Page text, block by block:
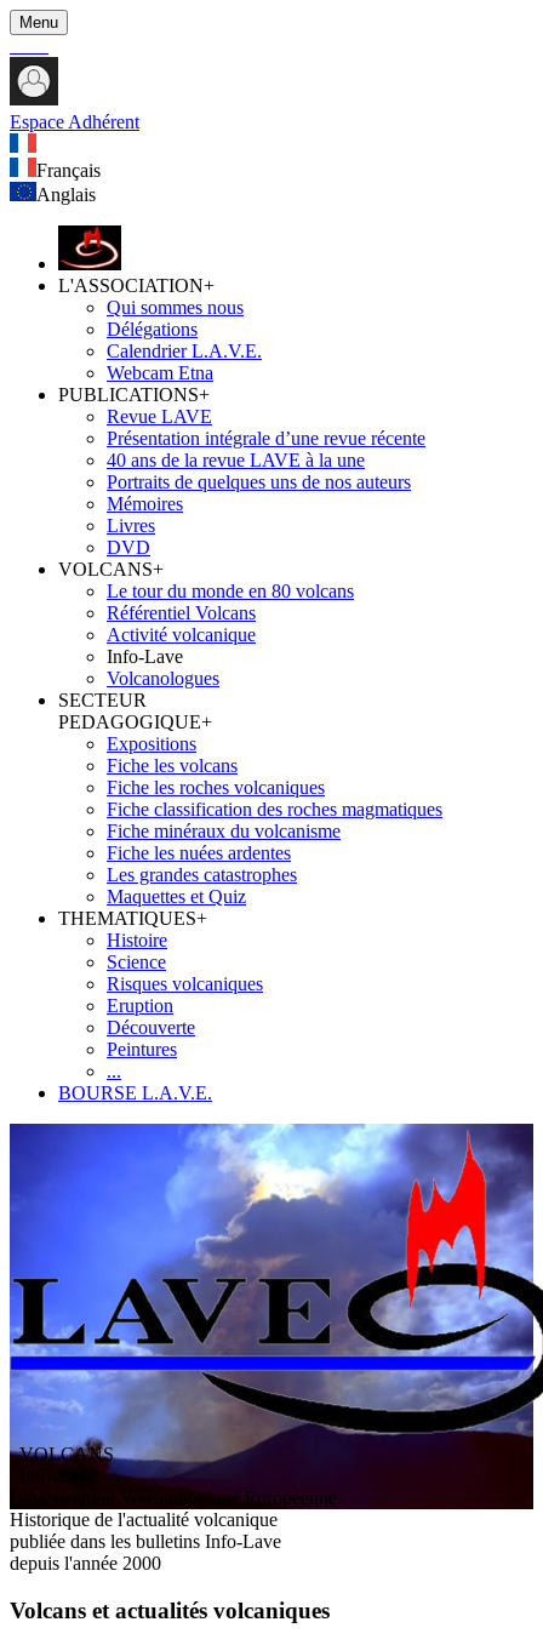
Menu
Espace Adhérent
Français
Anglais
L'ASSOCIATION+
Qui sommes nous
Délégations
Calendrier L.A.V.E.
Webcam Etna
PUBLICATIONS+
Revue LAVE
Présentation intégrale d’une revue récente
40 ans de la revue LAVE à la une
Portraits de quelques uns de nos auteurs
Mémoires
Livres
DVD
VOLCANS+
Le tour du monde en 80 volcans
Référentiel Volcans
Activité volcanique
Info-Lave
Volcanologues
SECTEUR
PEDAGOGIQUE+
Expositions
Fiche les volcans
Fiche les roches volcaniques
Fiche classification des roches magmatiques
Fiche minéraux du volcanisme
Fiche les nuées ardentes
Les grandes catastrophes
Maquettes et Quiz
THEMATIQUES+
Histoire
Science
Risques volcaniques
Eruption
Découverte
Peintures
...
BOURSE L.A.V.E.
VOLCANS
ssociation V olcanologiqueEuropéenne
Historique de l'actualité volcanique
publiée dans les bulletins Info-Lave
depuis l'année 2000
Volcans et actualités volcaniques